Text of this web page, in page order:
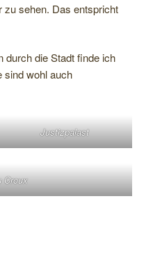
sehen. Das entspricht
durch die Stadt finde ich
sind wohl auch
Justizpalast
Croux